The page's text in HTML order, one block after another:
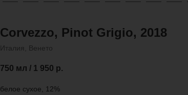
Corvezzo, Pinot Grigio, 2018
Италия, Венето
750 мл / 1 950 р.
белое сухое, 12%